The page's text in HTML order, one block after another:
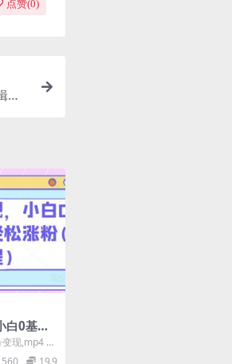
点赞(0)
，
白0基
(保姆级
现,mp4 2.
560 19.9